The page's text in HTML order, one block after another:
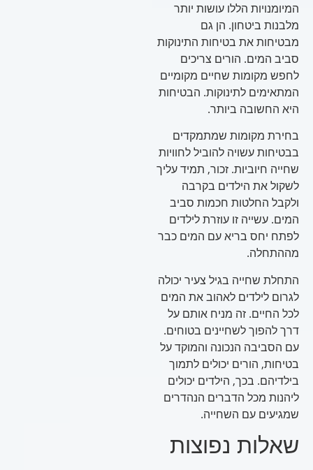
המיומנויות הללו עושות יותר
מלבנות ביטחון. הן גם
מבטיחות את בטיחות התינוקות
סביב המים. הורים צריכים
לחפש מקומות שחיים מקומיים
המתאימים לתינוקות. הבטיחות
היא החשובה ביותר.
בחירת מקומות שמתמקדים
בבטיחות עשויה להוביל לחוויות
שחייה חיוביות. זכור, תמיד עליך
לשקול את הילדים בקרבה
ולקבל החלטות חכמות סביב
המים. עשייה זו עוזרת לילדים
לפתח יחס בריא עם המים כבר
מההתחלה.
התחלת שחייה בגיל צעיר יכולה
לגרום לילדים לאהוב את המים
לכל החיים. זה מניח אותם על
דרך להפוך לשחיינים בטוחים.
עם הסביבה הנכונה והמוקד על
בטיחות, הורים יכולים לתמוך
בילדיהם. בכך, הילדים יכולים
ליהנות מכל הדברים הנהדרים
שמגיעים עם השחייה.
שאלות נפוצות